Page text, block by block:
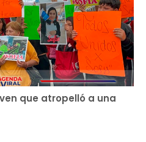
que atropelló a una